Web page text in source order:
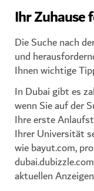
Ihr Zuhause
Die Suche nach
und
Ihnen wichtige
In Dubai gibt es
wenn Sie auf der
Ihre erste
Ihrer Universität
wie bayut.com,
aktuellen